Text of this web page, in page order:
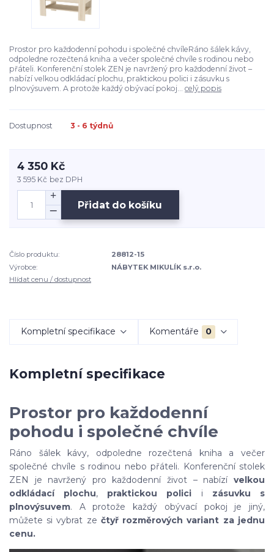
Prostor pro každodenní pohodu i společné chvíleRáno šálek kávy,
odpoledne rozečtená kniha a večer společné chvíle s rodinou nebo
přáteli. Konferenční stolek ZEN je navržený pro každodenní život –
nabízí velkou odkládací plochu, praktickou polici i zásuvku s
plnovýsuvem. A protože každý obývací pokoj... celý popis
Dostupnost 3 - 6 týdnů
4 350 Kč
3 595 Kč bez DPH
Přidat do košíku
Číslo produktu:
28812-15
Výrobce:
NÁBYTEK MIKULÍK s.r.o.
Hlídat cenu / dostupnost
Kompletní specifikace Komentáře 0
Kompletní specifikace
Prostor pro každodenní
pohodu i společné chvíle
Ráno šálek kávy, odpoledne rozečtená kniha a večer
společné chvíle s rodinou nebo přáteli. Konferenční stolek
ZEN je navržený pro každodenní život – nabízí velkou
odkládací plochu, praktickou polici i zásuvku s
plnovýsuvem. A protože každý obývací pokoj je jiný,
můžete si vybrat ze čtyř rozměrových variant za jednu
cenu.